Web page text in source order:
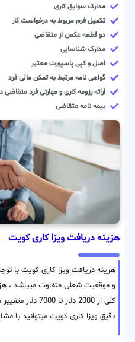
مدارک سوابق کاری
تکمیل فرم مربوط به درخواست کار
دو قطعه عکس از متقاضی
مدارک شناسایی
اصل و کپی پاسپورت معتبر
گواهی نامه مرتبط به تمکن مالی فرد
ارائه رزومه کاری و مهارتی فرد متقاضی
بیمه نامه متقاضی
هزینه دریافت ویزا کاری کویت
هرینه دریافت ویزا کاری کویت با
و موقعیت شعلی متفاوت میباشد ،
کلی از 2000 دلار
دقیق ویزا کاری کویت میتوانید با